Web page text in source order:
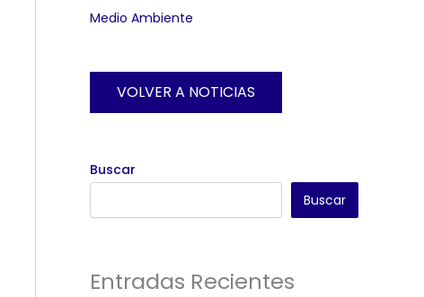
Medio Ambiente
VOLVER A NOTICIAS
Buscar
Buscar
Entradas Recientes